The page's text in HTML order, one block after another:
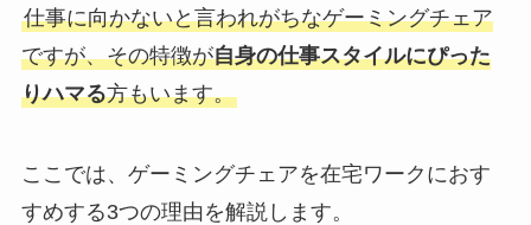
仕事に向かないと言われがちなゲーミングチェア
ですが、その特徴が自身の仕事スタイルにぴった
りハマる方もいます。
ここでは、ゲーミングチェアを在宅ワークにおす
すめする3つの理由を解説します。